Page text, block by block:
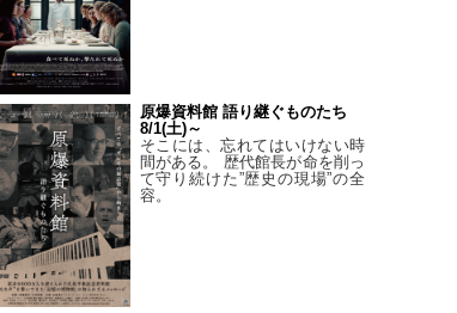
原爆資料館 語り継ぐものたち
8/1(土)～
そこには、忘れてはいけない時
間がある。 歴代館長が命を削っ
て守り続けた”歴史の現場”の全
容。